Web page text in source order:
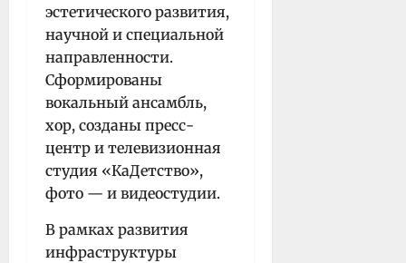
эстетического развития,
научной и специальной
направленности.
Сформированы
вокальный ансамбль,
хор, созданы пресс-
центр и телевизионная
студия «КаДетство»,
фото — и видеостудии.
В рамках развития
инфраструктуры